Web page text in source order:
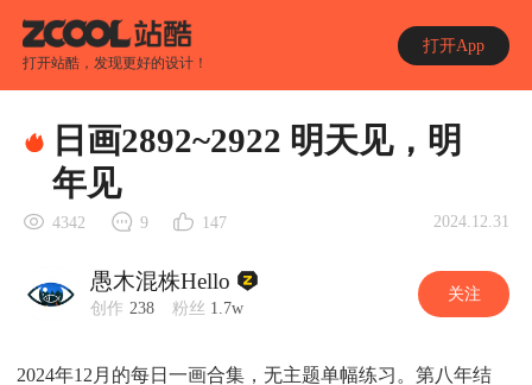
打开站酷，发现更好的设计！
打开App
日画2892~2922 明天见，明
年见
4342 9 147 2024.12.31
愚木混株Hello
创作 238 粉丝 1.7w
关注
2024年12月的每日一画合集，无主题单幅练习。第八年结